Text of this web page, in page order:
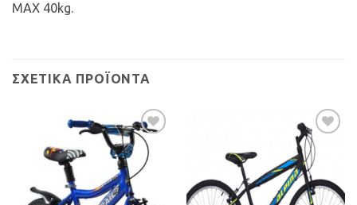
ΜΑΧ 40kg.
ΣΧΕΤΙΚΆ ΠΡΟΪΌΝΤΑ
Προσθήκη
στη Λίστα
Επιθυμιών
Προσθήκη
στη Λίστα
Επιθυμιών